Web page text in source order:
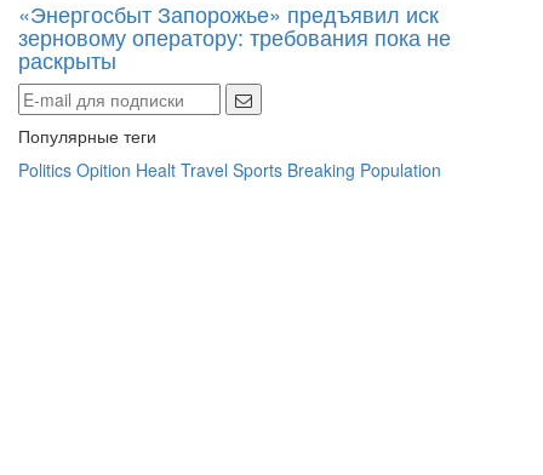
«Энергосбыт Запорожье» предъявил иск
зерновому оператору: требования пока не
раскрыты
Популярные теги
Politics Opition Healt Travel Sports Breaking Population